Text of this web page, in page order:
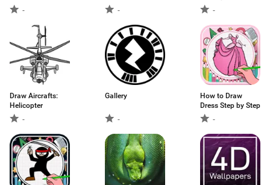
-
-
-
Draw Aircrafts:
Helicopter
-
Gallery
-
How to Draw
Dress Step by Step
-